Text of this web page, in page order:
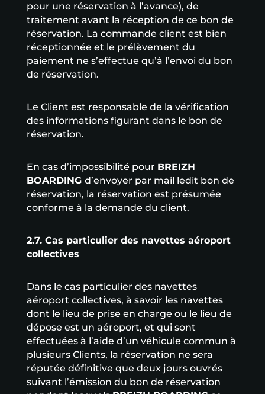
pour une réservation à l’avance), de
traitement avant la réception de ce bon de
réservation. La commande client est bien
réceptionnée et le prélèvement du
paiement ne s’effectue qu’à l’envoi du bon
de réservation.
Le Client est responsable de la vérification
des informations figurant dans le bon de
réservation.
En cas d’impossibilité pour BREIZH
BOARDING d’envoyer par mail ledit bon de
réservation, la réservation est présumée
conforme à la demande du client.
2.7. Cas particulier des navettes aéroport
collectives
Dans le cas particulier des navettes
aéroport collectives, à savoir les navettes
dont le lieu de prise en charge ou le lieu de
dépose est un aéroport, et qui sont
effectuées à l’aide d’un véhicule commun à
plusieurs Clients, la réservation ne sera
réputée définitive que deux jours ouvrés
suivant l’émission du bon de réservation